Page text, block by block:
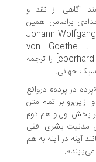
از نقد و
همین
» [Johann
von
[eberhard hermes] را ترجمه
درواقع
بر تمام متن
اول و هم دوم
بشری افقی
آینه به هم